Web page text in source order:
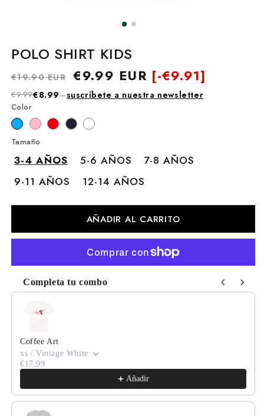
POLO SHIRT KIDS
Precio
€19.90 EUR
Precio
oferta
€9.99 EUR [-€9.91]
€9.99€8.99–suscríbete a nuestra newsletter
Tamaño
3-4 AÑOS 5-6 AÑOS
7-8 AÑOS
9-11 AÑOS
12-14 AÑOS
Color
AÑADIR AL CARRITO
Completa tu combo
Use the Previous and Next buttons to navigate through
Coffee Art
xs / Vintage White
€17,99
Añadir